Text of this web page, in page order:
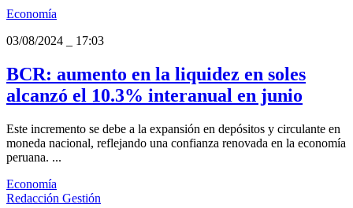
Economía
03/08/2024
17:03
BCR: aumento en la liquidez en soles
alcanzó el 10.3% interanual en junio
Este incremento se debe a la expansión en depósitos y circulante en
moneda nacional, reflejando una confianza renovada en la economía
peruana. ...
Economía
Redacción Gestión